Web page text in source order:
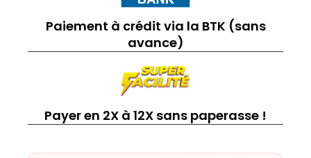
Paiement à crédit via la BTK (sans
avance)
Payer en 2X à 12X sans paperasse !